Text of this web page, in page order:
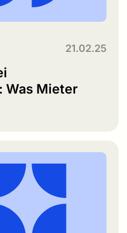
21.02.25
Was Mieter